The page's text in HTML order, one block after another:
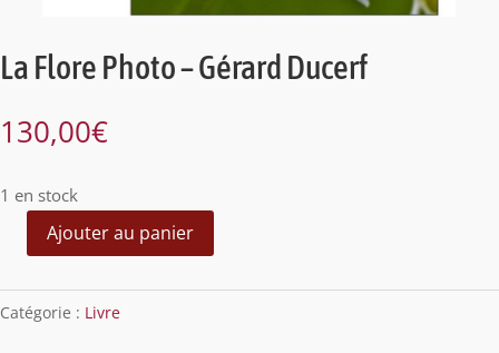
La Flore Photo – Gérard Ducerf
130,00€
1 en stock
quantité
La
Ajouter au panier
Catégorie : Livre